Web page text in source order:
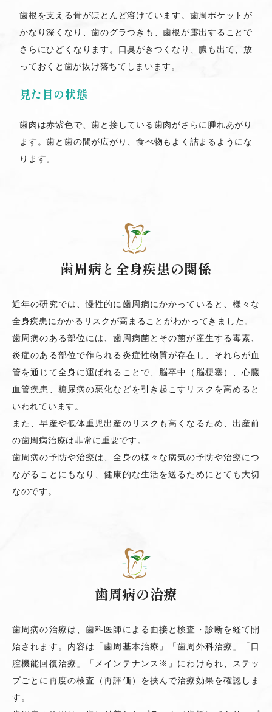
歯根を支える骨がほとんど溶けています。歯周ポケットが
かなり深くなり、歯のグラつきも、歯根が露出することで
さらにひどくなります。口臭がきつくなり、膿も出て、放
っておくと歯が抜け落ちてしまいます。
見た目の状態
歯肉は赤紫色で、歯と接している歯肉がさらに腫れあがり
ます。歯と歯の間が広がり、食べ物もよく詰まるようにな
ります。
歯周病と全身疾患の関係
近年の研究では、慢性的に歯周病にかかっていると、様々な
全身疾患にかかるリスクが高まることがわかってきました。
歯周病のある部位には、歯周病菌とその菌が産生する毒素、
炎症のある部位で作られる炎症性物質が存在し、それらが血
管を通じて全身に運ばれることで、脳卒中（脳梗塞）、心臓
血管疾患、糖尿病の悪化などを引き起こすリスクを高めると
いわれています。
また、早産や低体重児出産のリスクも高くなるため、出産前
の歯周病治療は非常に重要です。
歯周病の予防や治療は、全身の様々な病気の予防や治療につ
ながることにもなり、健康的な生活を送るためにとても大切
なのです。
歯周病の治療
歯周病の治療は、歯科医師による面接と検査・診断を経て開
始されます。内容は「歯周基本治療」「歯周外科治療」「口
腔機能回復治療」「メインテナンス※」にわけられ、ステッ
プごとに再度の検査（再評価）を挟んで治療効果を確認しま
す。